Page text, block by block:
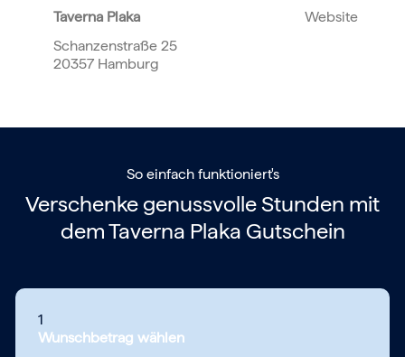
Taverna Plaka
Schanzenstraße 25
20357 Hamburg
Website
So einfach funktioniert's
Verschenke genussvolle Stunden mit
demTaverna Plaka Gutschein
1
Wunschbetrag wählen